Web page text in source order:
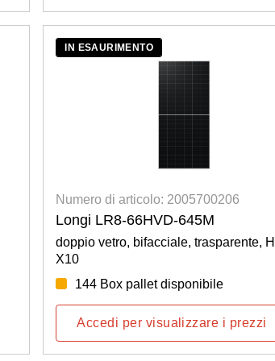
IN ESAURIMENTO
Numero di articolo: 2005700206
Longi LR8-66HVD-645M
doppio vetro, bifacciale, trasparente,
X10
144 Box pallet disponibile
Accedi per visualizzare i prezzi